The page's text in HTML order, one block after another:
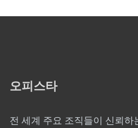
오피스타
전 세계 주요 조직들이 신뢰